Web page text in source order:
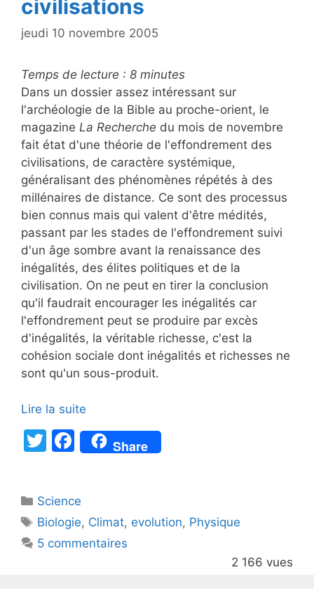
civilisations
jeudi 10 novembre 2005
Temps de lecture : 8 minutes
Dans un dossier assez intéressant sur
l'archéologie de la Bible au proche-orient, le
magazine La Recherche du mois de novembre
fait état d'une théorie de l'effondrement des
civilisations, de caractère systémique,
généralisant des phénomènes répétés à des
millénaires de distance. Ce sont des processus
bien connus mais qui valent d'être médités,
passant par les stades de l'effondrement suivi
d'un âge sombre avant la renaissance des
inégalités, des élites politiques et de la
civilisation. On ne peut en tirer la conclusion
qu'il faudrait encourager les inégalités car
l'effondrement peut se produire par excès
d'inégalités, la véritable richesse, c'est la
cohésion sociale dont inégalités et richesses ne
sont qu'un sous-produit.
Lire la suite
T
er
F
a
e
b
o
Share
Catégories
Science
Étiquettes
Biologie, Climat, evolution, Physique
5 commentaires
2 166 vues